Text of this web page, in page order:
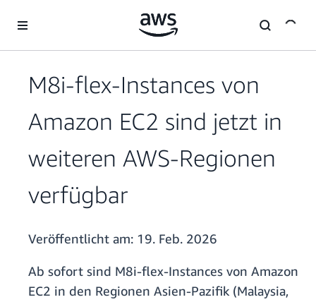
Überspringen zum Hauptinhalt
M8i-flex-Instances von
Amazon EC2 sind jetzt in
weiteren AWS-Regionen
verfügbar
Veröffentlicht am: 19. Feb. 2026
Ab sofort sind M8i-flex-Instances von Amazon
EC2 in den Regionen Asien-Pazifik (Malaysia,